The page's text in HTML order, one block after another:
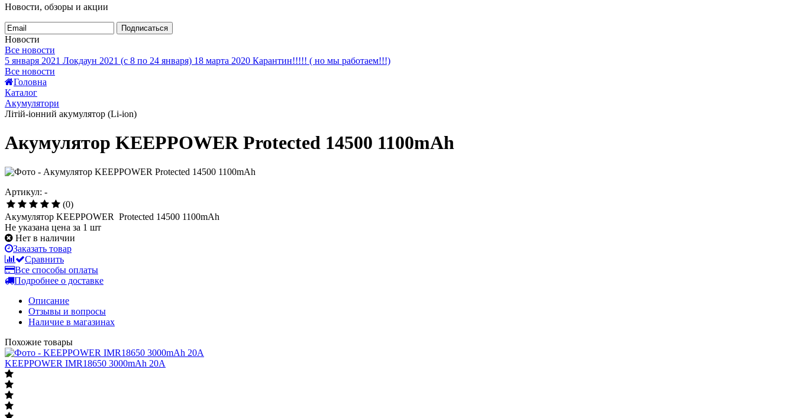
Новости, обзоры и акции
Подписаться
Новости
Все новости
5 января 2021 Локдаун 2021 (с 8 по 24 января) 18 марта 2020 Карантин!!!!! ( но мы работаем!!!)
Все новости
Головна
Каталог
Акумулятори
Літій-іонний акумулятор (Li-ion)
Акумулятор KEEPPOWER Protected 14500 1100mAh
Артикул: -
(0)
Акумулятор KEEPPOWER Protected 14500 1100mAh
Не указана цена за 1 шт
Нет в наличии
Заказать товар
Сравнить
Все способы оплаты
Подробнее о доставке
Описание
Отзывы и вопросы
Наличие в магазинах
Похожие товары
KEEPPOWER IMR18650 3000mAh 20A